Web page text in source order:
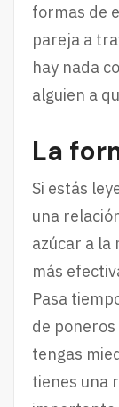
formas de
pareja a
hay nada
alguien a
La
Si estás
una
azúcar a la
más
Pasa
de
tengas
tienes una